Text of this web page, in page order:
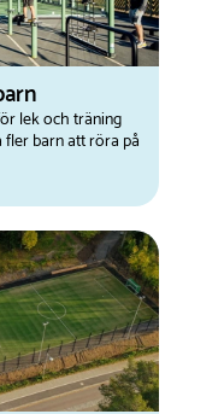
lek och träning
fler barn att röra på